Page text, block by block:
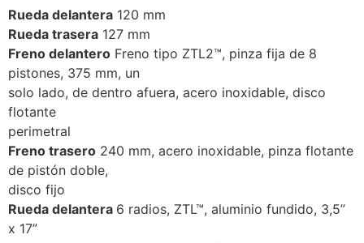
Rueda delantera 120 mm
Rueda trasera 127 mm
Freno delantero Freno tipo ZTL2™, pinza fija de 8
pistones, 375 mm, un
solo lado, de dentro afuera, acero inoxidable, disco
flotante
perimetral
Freno trasero 240 mm, acero inoxidable, pinza flotante
de pistón doble,
disco fijo
Rueda delantera 6 radios, ZTL™, aluminio fundido, 3,5”
x 17”